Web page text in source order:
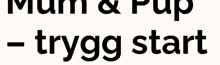
– trygg start